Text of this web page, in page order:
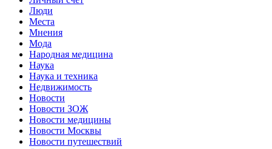
Люди
Места
Мнения
Мода
Народная медицина
Наука
Наука и техника
Недвижимость
Новости
Новости ЗОЖ
Новости медицины
Новости Москвы
Новости путешествий